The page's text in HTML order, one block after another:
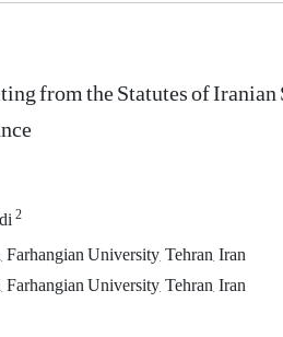
from the Statutes of Iranian
2
University, Tehran, Iran
University, Tehran, Iran